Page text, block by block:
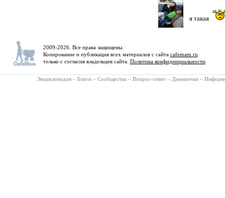
я такая
2009-2026. Все права защищены.
Копирование и публикация всех материалов с сайта cafemam.ru
только с согласия владельцев сайта. Политика конфиденциальности
Энциклопедия – Блоги – Сообщества – Вопрос-ответ – Дневнички –